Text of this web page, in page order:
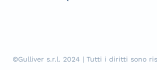
©Gulliver s.r.l. 2024 | Tutti i diritti sono